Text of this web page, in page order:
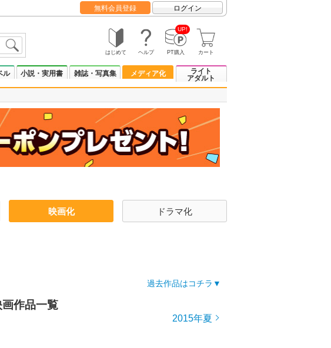
無料会員登録 ログイン
はじめて ヘルプ
UP!
PT購入 カート
ル 小説・実用書 雑誌・写真集 メディア化
ライト
アダルト
映画化 ドラマ化
過去作品はコチラ
作品一覧
2015年夏